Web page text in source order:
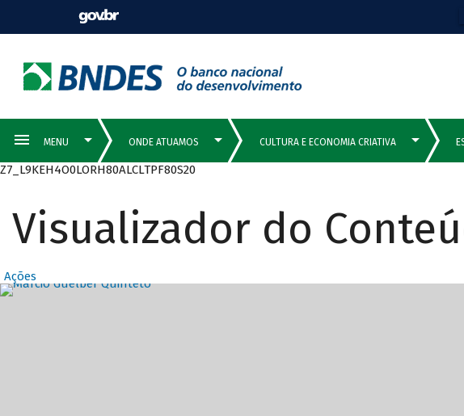
Z7_L9KEH4O0LORH80ALCLTPF80S20
Visualizador do
Ações
Destaques